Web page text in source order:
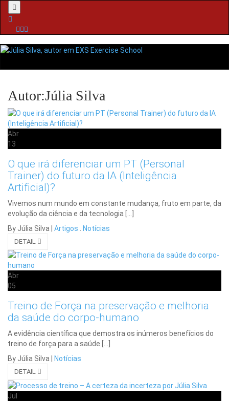
Menu
Autor:Júlia Silva
Abr
13
O que irá diferenciar um PT (Personal
Trainer) do futuro da IA (Inteligência
Artificial)?
Vivemos num mundo em constante mudança, fruto em parte, da
evolução da ciência e da tecnologia […]
By Júlia Silva
Artigos Notícias
DETAIL
Abr
05
Treino de Força na preservação e melhoria
da saúde do corpo-humano
A evidência científica que demostra os inúmeros benefícios do
treino de força para a saúde […]
By Júlia Silva
Notícias
DETAIL
Jul